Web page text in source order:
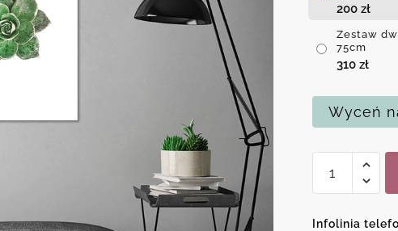
200 zł
Zestaw
75cm
310 zł
Wyceń
Zestaw
obrazów
Infolinia